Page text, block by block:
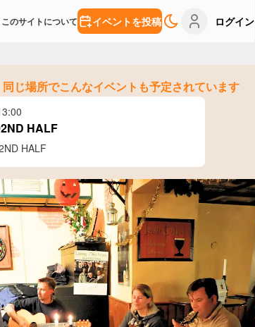
このサイトについて イベントを投稿 ログイン
同じ場所でこんなイベントも予定されています
HALF
HALF